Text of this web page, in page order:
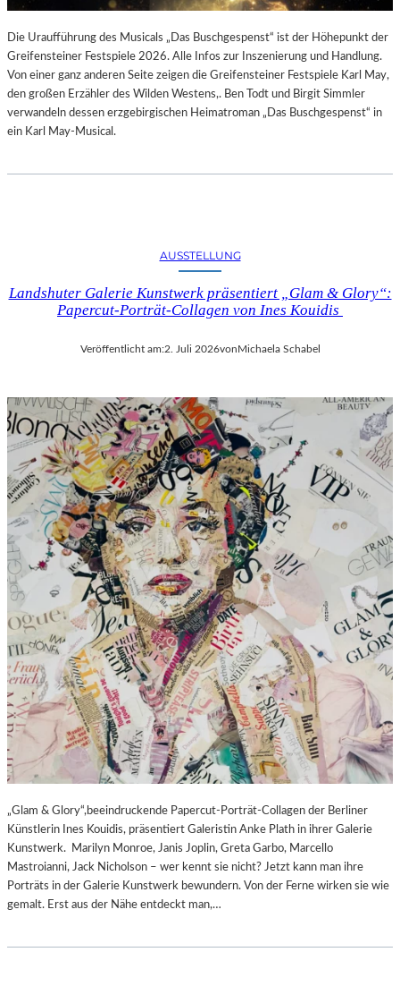
Die Uraufführung des Musicals „Das Buschgespenst“ ist der Höhepunkt der
Greifensteiner Festspiele 2026. Alle Infos zur Inszenierung und Handlung.
Von einer ganz anderen Seite zeigen die Greifensteiner Festspiele Karl May,
den großen Erzähler des Wilden Westens,. Ben Todt und Birgit Simmler
verwandeln dessen erzgebirgischen Heimatroman „Das Buschgespenst“ in
ein Karl May-Musical.
AUSSTELLUNG
Landshuter Galerie Kunstwerk präsentiert „Glam & Glory“:
Papercut-Porträt-Collagen von Ines Kouidis
Veröffentlicht am:2. Juli 2026vonMichaela Schabel
„Glam & Glory“,beeindruckende Papercut-Porträt-Collagen der Berliner
Künstlerin Ines Kouidis, präsentiert Galeristin Anke Plath in ihrer Galerie
Kunstwerk. Marilyn Monroe, Janis Joplin, Greta Garbo, Marcello
Mastroianni, Jack Nicholson – wer kennt sie nicht? Jetzt kann man ihre
Porträts in der Galerie Kunstwerk bewundern. Von der Ferne wirken sie wie
gemalt. Erst aus der Nähe entdeckt man,…